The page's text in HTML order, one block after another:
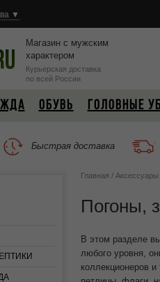
▼
Магазин с мужским
характером
Курьерская доставка
по всей России
ОБУВЬ ГОЛОВНЫЕ
Быстрая доставка
Главная / Аксессуары
Погоны,
В этом разделе
любого уровня,
коллекционеров